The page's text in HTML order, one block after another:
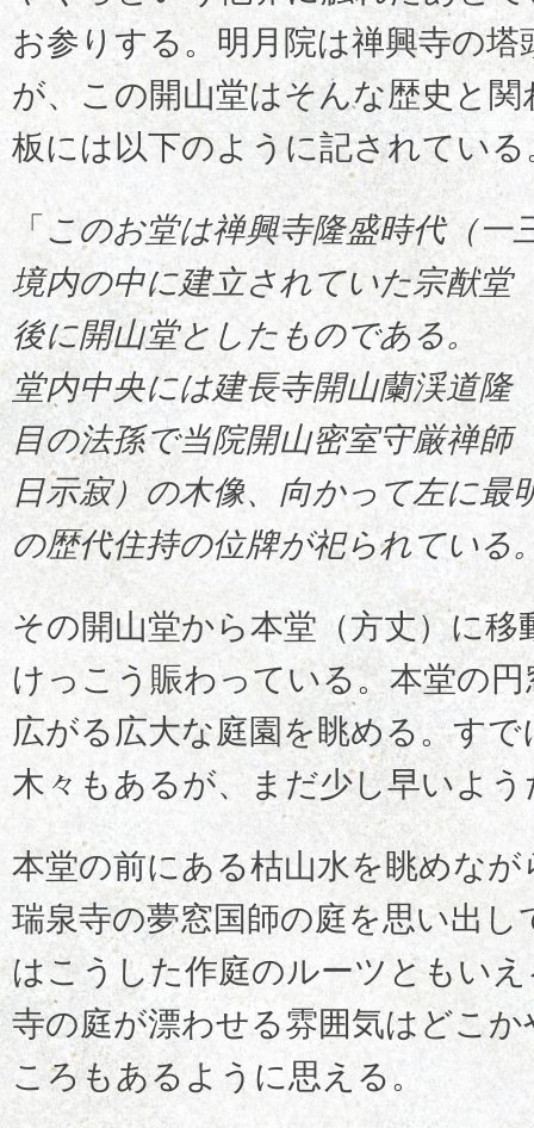
お参りする。明月院は禅興寺の
が、この開山堂はそんな歴史と
板には以下のように記されている
「 このお堂は禅興寺隆盛時代（一
境内の中に建立されていた宗猷堂
後に開山堂としたものである。
堂内中央には建長寺開山蘭渓道隆
目の法孫で当院開山密室守厳禅師
日示寂）の木像、向かって左に最
の歴代住持の位牌が祀られている
その開山堂から本堂（方丈）に
けっこう賑わっている。本堂の
広がる広大な庭園を眺める。す
木々もあるが、まだ少し早いよう
本堂の前にある枯山水を眺めな
瑞泉寺の夢窓国師の庭を思い出し
はこうした作庭のルーツともい
寺の庭が漂わせる雰囲気はどこ
ころもあるように思える。